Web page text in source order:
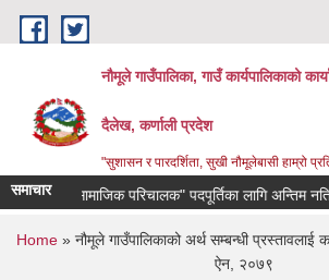
Skip to main content
नौमूले गाउँपालिका, गाउँ कार्यपालिकाको
दैलेख, कर्णाली प्रदेश
"सुशासन र पारदर्शिता, सुखी नौमूलेबासी हाम्रो
समाचार"सामाजिक परिचालक" पदपूर्तिका लागि अन्तिम नतिजा
You are here
Home » नौमूले गाउँपालिकाको अर्थ सम्बन्धी प्रस्तावलाई
ऐन, २०७९